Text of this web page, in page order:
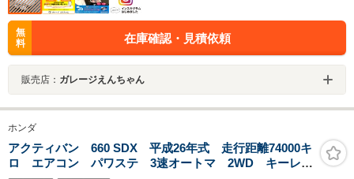
無
料
在庫確認・見積依頼
販売店： ガレージえんちゃん
ホンダ
アクティバン 660 SDX 平成26年式 走行距離74000キ
ロ エアコン パワステ 3速オートマ 2WD キーレ